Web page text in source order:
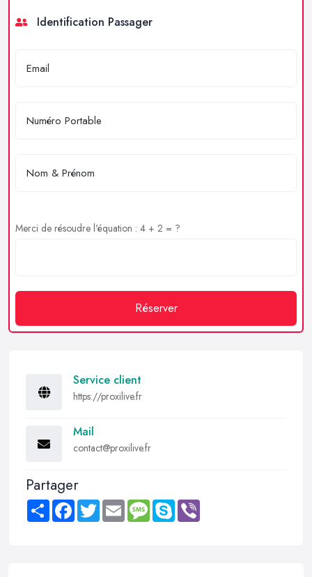
Identification Passager
Merci de résoudre l'équation : 4 + 2 = ?
Réserver
Service client
https://proxilive.fr
Mail
contact@proxilive.fr
Partager
Share FacebookTwitter Email MessageSkype